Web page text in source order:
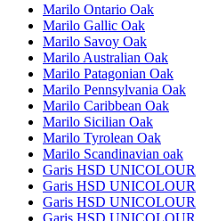
Marilo Ontario Oak
Marilo Gallic Oak
Marilo Savoy Oak
Marilo Australian Oak
Marilo Patagonian Oak
Marilo Pennsylvania Oak
Marilo Caribbean Oak
Marilo Sicilian Oak
Marilo Tyrolean Oak
Marilo Scandinavian oak
Garis HSD UNICOLOUR
Garis HSD UNICOLOUR
Garis HSD UNICOLOUR
Garis HSD UNICOLOUR